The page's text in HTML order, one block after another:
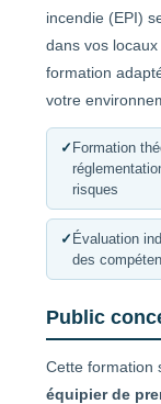
incendie (EPI)
dans vos
formation
votre
✓ Formation
risques
✓ Évaluation
des
Public
Cette formation
équipier de